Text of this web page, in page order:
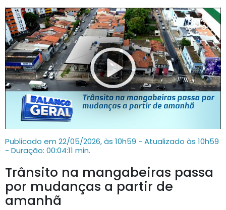
Publicado em 22/05/2026, às 10h59 - Atualizado às 10h59
- Duração: 00:04:11 min.
Trânsito na mangabeiras passa
por mudanças a partir de
amanhã